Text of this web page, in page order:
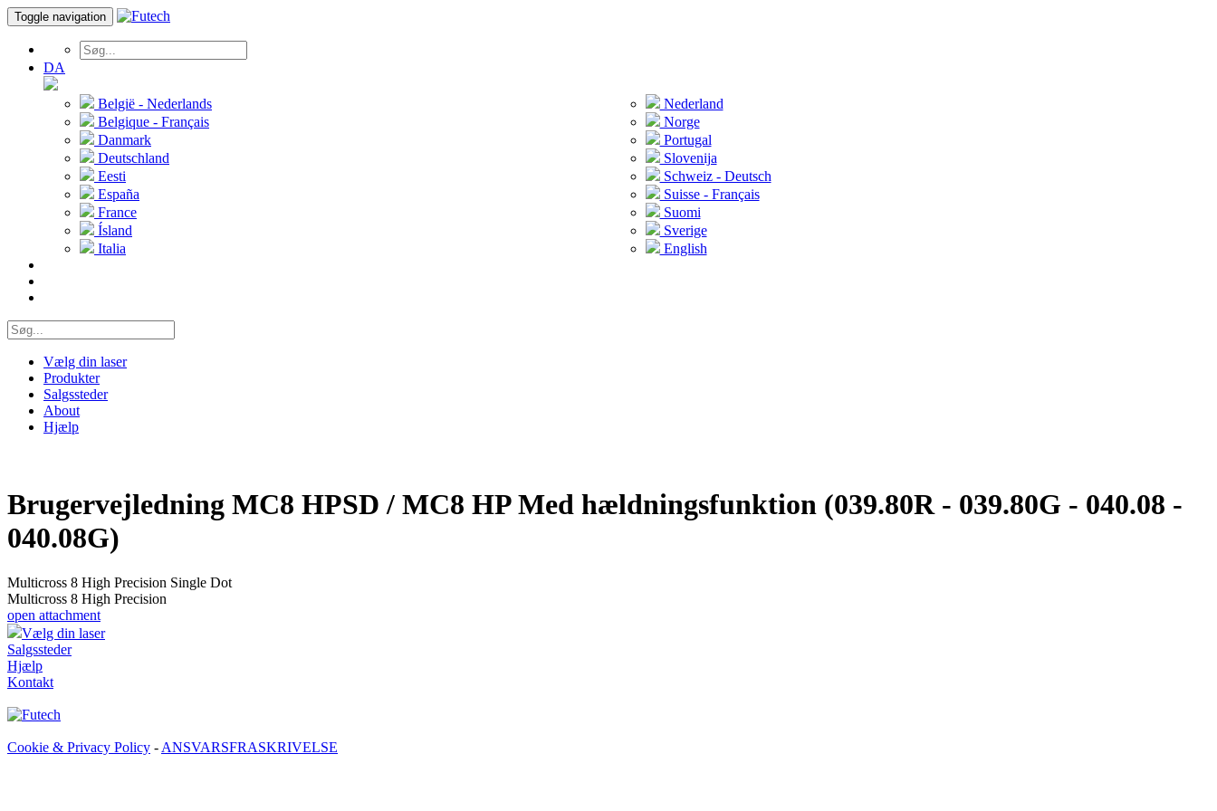
Toggle navigation
DA
België - Nederlands
Belgique - Français
Danmark
Deutschland
Eesti
España
France
Ísland
Italia
Nederland
Norge
Portugal
Slovenija
Schweiz - Deutsch
Suisse - Français
Suomi
Sverige
English
Vælg din laser
Produkter
Salgssteder
About
Hjælp
Brugervejledning MC8 HPSD / MC8 HP Med hældningsfunktion (039.80R - 039.80G - 040.08 -
040.08G)
Multicross 8 High Precision Single Dot
Multicross 8 High Precision
open attachment
Vælg din laser
Salgssteder
Hjælp
Kontakt
Cookie & Privacy Policy - ANSVARSFRASKRIVELSE